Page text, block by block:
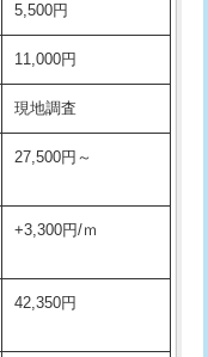
38,500円
22,000円
16,500円
現場見積
22,000円+材料費
16,500円
5,500円
11,000円
現地調査
27,500円～
+3,300円/ｍ
42,350円